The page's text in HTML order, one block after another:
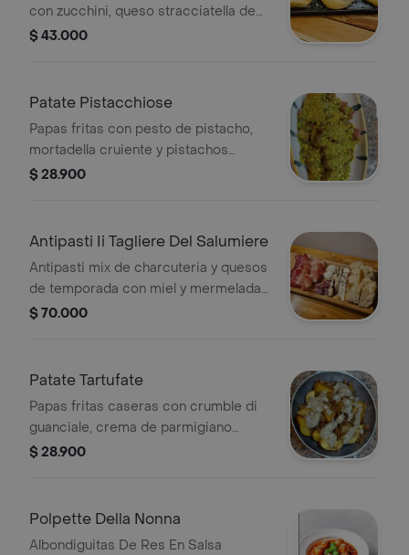
con zucchini, queso stracciatella de
bufala, queso pecorino y hierbabuena;
bufala y crema de pistacho; la rossa
mozzarella, queso parmigiano
reggiano y albahaca.
$ 43.000
Patate Pistacchiose
Papas fritas con pesto de pistacho,
mortadella cruiente y pistachos
rallados
$ 28.900
Antipasti Ii Tagliere Del Salumiere
Antipasti mix de charcuteria y quesos
de temporada con miel y mermelada
acompañado por nuestro pan
$ 70.000
Patate Tartufate
Papas fritas caseras con crumble di
guanciale, crema de parmigiano
reggiano y salsa de trufa negra.
$ 28.900
Polpette Della Nonna
Albondiguitas De Res En Salsa